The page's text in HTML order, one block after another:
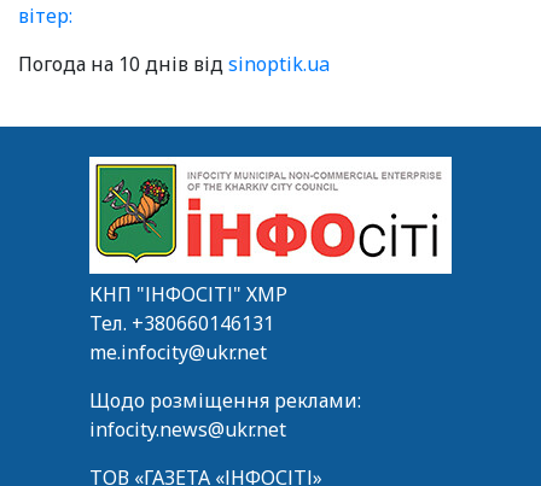
вітер:
Погода на 10 днів відsinoptik.ua
КНП "ІНФОСІТІ" ХМР
Тел. +380660146131
me.infocity@ukr.net
Щодо розміщення реклами:
infocity.news@ukr.net
ТОВ «ГАЗЕТА «ІНФОСІТІ»